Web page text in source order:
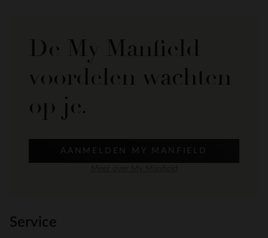
De My Manfield
voordelen wachten
op je.
AANMELDEN MY MANFIELD
Service